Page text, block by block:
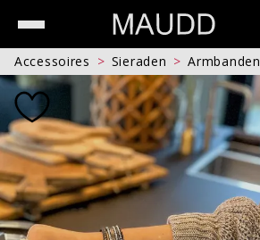
Accessoires Sieraden Armbanden